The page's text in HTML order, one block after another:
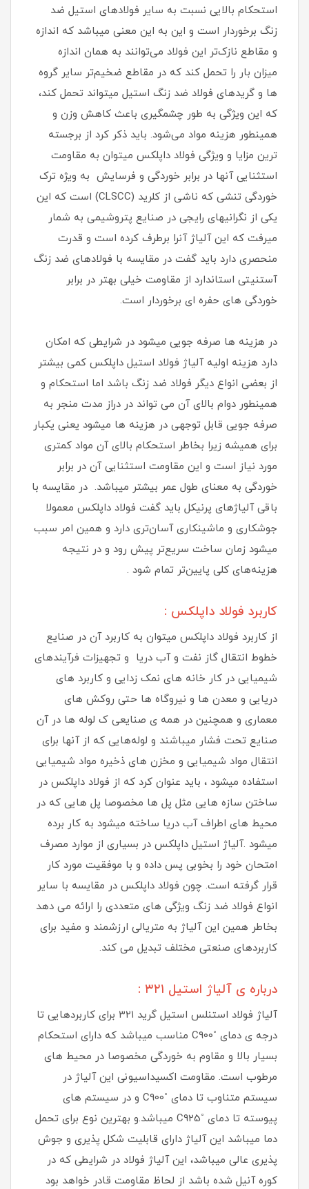
استحکام بالایی نسبت به سایر فولادهای استیل ضد
زنگ برخوردار است و این به این معنی میباشد که اندازه
و مقاطع نازک‌تر این فولاد می‌توانند به همان اندازه
میزان بار را تحمل کند که در مقاطع ضخیم‌تر سایر گروه
ها و گریدهای فولاد ضد زنگ استیل میتواند تحمل کند،
که این ویژگی به طور چشمگیری باعث کاهش وزن و
همینطور هزینه مواد می‌شود. باید ذکر کرد از برجسته
ترین مزایا و ویژگی فولاد داپلکس میتوان به مقاومت
استثنایی آنها در برابر خوردگی و فرسایش به ویژه ترک
خوردگی تنشی که ناشی از کلرید (CLSCC) است که این
یکی از نگرانیهای رایجی در صنایع پتروشیمی به شمار
میرفت که این آلیاژ آنرا برطرف کرده است و قدرت
منحصری دارد باید گفت در مقایسه با فولادهای ضد زنگ
آستنیتی استاندارد از مقاومت خیلی بهتر در برابر
خوردگی های حفره ای برخوردار است.
در هزینه ها صرفه جویی میشود در شرایطی که امکان
دارد هزینه اولیه آلیاژ فولاد استیل داپلکس کمی بیشتر
از بعضی انواع دیگر فولاد ضد زنگ باشد اما استحکام و
همینطور دوام بالای آن می تواند در دراز مدت منجر به
صرفه جویی قابل توجهی در هزینه ها میشود یعنی یکبار
برای همیشه زیرا بخاطر استحکام بالای آن مواد کمتری
مورد نیاز است و این مقاومت استثنایی آن در برابر
خوردگی به معنای طول عمر بیشتر میباشد. در مقایسه با
باقی آلیاژهای پرنيكل باید گفت فولاد داپلکس معمولا
جوشکاری و ماشینکاری آسان‌تری دارد و همین امر سبب
میشود زمان ساخت سریع‌تر پیش رود و در نتیجه
هزینه‌های کلی پایین‌تر تمام شود .
کاربرد فولاد داپلکس :
از کاربرد فولاد داپلکس میتوان به کاربرد آن در صنایع
خطوط انتقال گاز نفت و آب دریا و تجهیزات فرآیندهای
شیمیایی در کار خانه های نمک زدایی و کاربرد های
دریایی و معدن ها و نیروگاه ها حتی روکش های
معماری و همچنین در همه ی صنایعی ک لوله ها در آن
صنایع تحت فشار میباشند و لوله‌هایی که از آنها برای
انتقال مواد شیمیایی و مخزن های ذخیره مواد شیمیایی
استفاده میشود ، باید عنوان کرد که از فولاد داپلکس در
ساختن سازه هایی مثل پل ها مخصوصا پل هایی که در
محیط های اطراف آب دریا ساخته میشود به کار برده
میشود .آلیاژ استیل داپلکس در بسیاری از موارد مصرف
امتحان خود را بخوبی پس داده و با موفقیت مورد کار
قرار گرفته است. چون فولاد داپلکس در مقایسه با سایر
انواع فولاد ضد زنگ ویژگی های متعددی را ارائه می دهد
بخاطر همین این آلیاژ به متریالی ارزشمند و مفید برای
کاربردهای صنعتی مختلف تبدیل می کند.
درباره ی آلیاژ استیل ۳۲۱ :
آلیاژ فولاد استنلس استیل گرید ۳۲۱ برای کاربردهایی تا
درجه ی دمای ˚C900 مناسب میباشد که دارای استحکام
بسیار بالا و مقاوم به خوردگی مخصوصا در محیط‏ های
مرطوب است. مقاومت اکسیداسیونی این آلیاژ در
سیستم متناوب تا دمای ˚C900 و در سیستم های
پیوسته تا دمای ˚C925 میباشد.و بهترین نوع برای تحمل
دما میباشد این آلیاژ دارای قابلیت شکل ‎پذیری و جوش
‎پذیری عالی میباشد، این آلیاژ فولاد در شرایطی که در
کوره آنیل شده باشد از لحاظ مقاومت قادر خواهد بود